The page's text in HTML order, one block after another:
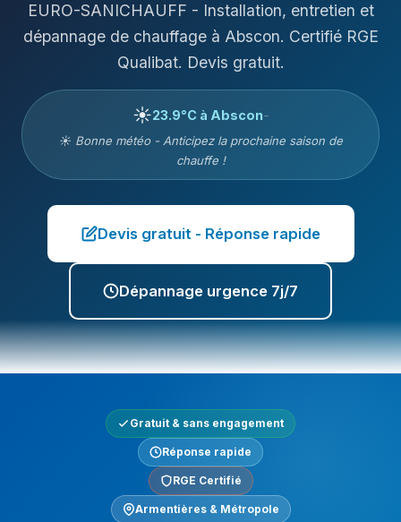
EURO-SANICHAUFF - Installation, entretien et
dépannage de chauffage à Abscon. Certifié RGE
Qualibat. Devis gratuit.
☀️23.9°C à Abscon-
☀️ Bonne météo - Anticipez la prochaine saison de
chauffe !
Devis gratuit - Réponse rapide
Dépannage urgence 7j/7
Gratuit & sans engagement
Réponse rapide
RGE Certifié
Armentières & Métropole